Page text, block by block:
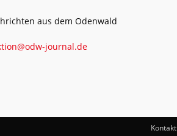
aus dem Odenwald
journal.de
Kontakt